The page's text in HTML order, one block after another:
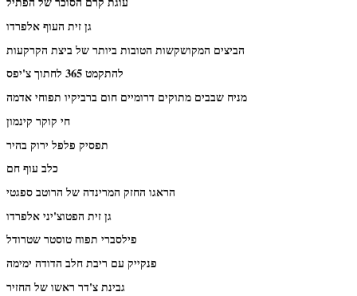
גן זית העוף אלפרדו
הביצים המקושקשות הטובות ביותר של ביצת הקרקעות
להתקמט 365 לחתוך צ'יפס
מניח שבבים מתוקים דרומיים חום ברביקיו תפוחי אדמה
חי קוקר קינמון
תפסיק פלפל ירוק בהיר
כלב עוף חם
הראגו החזק המרינדה של הרוטב ספגטי
גן זית הפטוצ'יני אלפרדו
פילסברי תפוח טוסטר שטרודל
פנקייק עם ריבת חלב הדודה ימימה
גבינת צ'דר ראשו של החזיר